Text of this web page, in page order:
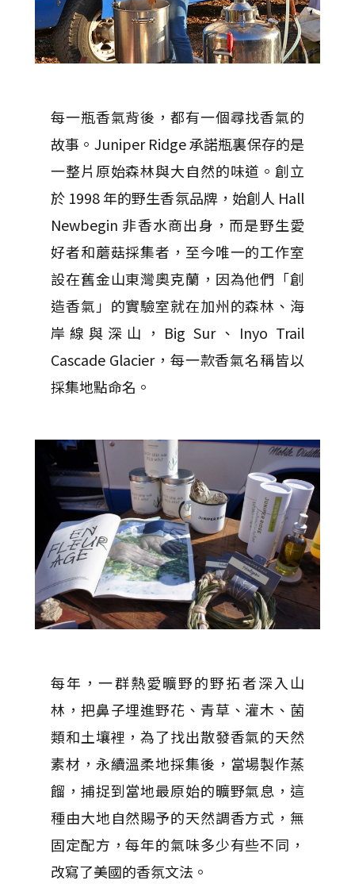
每一瓶香氣背後，都有一個尋找香氣的
故事。Juniper Ridge 承諾瓶裏保存的是
一整片原始森林與大自然的味道。創立
於 1998 年的野生香氛品牌，始創人 Hall
Newbegin 非香水商出身，而是野生愛
好者和蘑菇採集者，至今唯一的工作室
設在舊金山東灣奧克蘭，因為他們「創
造香氣」的實驗室就在加州的森林、海
岸線與深山，Big Sur、Inyo Trail
Cascade Glacier，每一款香氣名稱皆以
採集地點命名。
每年，一群熱愛曠野的野拓者深入山
林，把鼻子埋進野花、青草、灌木、菌
類和土壤裡，為了找出散發香氣的天然
素材，永續溫柔地採集後，當場製作蒸
餾，捕捉到當地最原始的曠野氣息，這
種由大地自然賜予的天然調香方式，無
固定配方，每年的氣味多少有些不同，
改寫了美國的香氛文法。